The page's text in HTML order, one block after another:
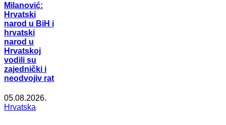
Milanović:
Hrvatski
narod u BiH i
hrvatski
narod u
Hrvatskoj
vodili su
zajednički i
neodvojiv rat
05.08.2026.
Hrvatska